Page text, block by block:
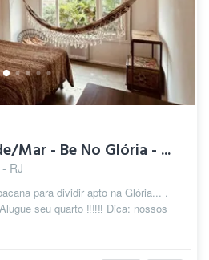
Mar - Be No Glória - ...
RJ
para dividir apto na Glória... .
seu quarto ‼️‼️‼️ Dica: nossos